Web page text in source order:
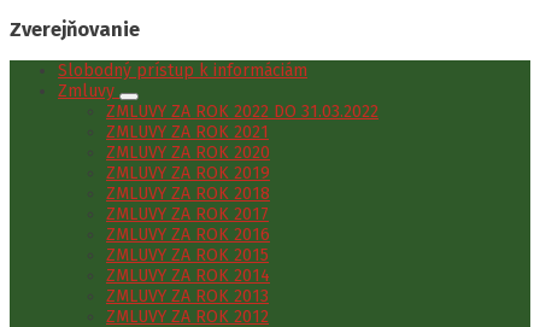
Zverejňovanie
Slobodný prístup k informáciám
Zmluvy
ZMLUVY ZA ROK 2022 DO 31.03.2022
ZMLUVY ZA ROK 2021
ZMLUVY ZA ROK 2020
ZMLUVY ZA ROK 2019
ZMLUVY ZA ROK 2018
ZMLUVY ZA ROK 2017
ZMLUVY ZA ROK 2016
ZMLUVY ZA ROK 2015
ZMLUVY ZA ROK 2014
ZMLUVY ZA ROK 2013
ZMLUVY ZA ROK 2012